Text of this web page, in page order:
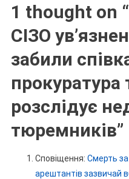
1 thought on “
СІЗО
забили
прокуратура
розслідує
тюремників”
Сповіщення: Смерть
арештантів зазвичай